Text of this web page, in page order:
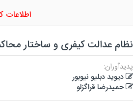
اطلاعات
نظام عدالت کیفری و ساختار
پدیدآوران:
دیوید دبلیو نیوبور
حمیدرضا قراگزلو